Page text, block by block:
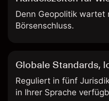
Denn Geopolitik wartet
Börsenschluss.
Globale Standards,
Reguliert in fünf
in Ihrer Sprache